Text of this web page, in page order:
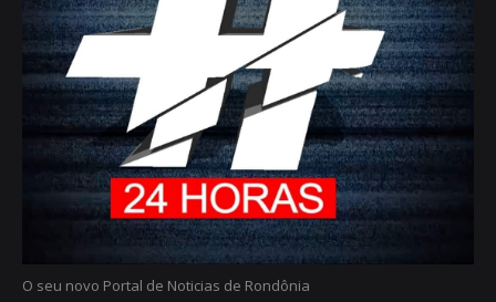
O seu novo Portal de Noticias de Rondônia